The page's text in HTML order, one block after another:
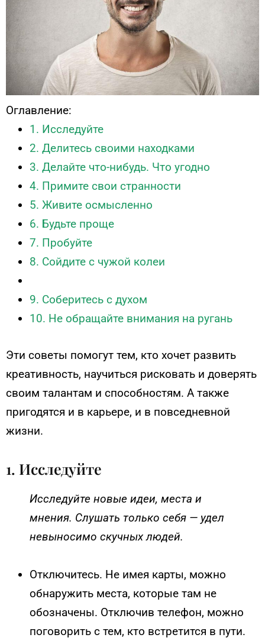
Оглавление:
1. Исследуйте
2. Делитесь своими находками
3. Делайте что-нибудь. Что угодно
4. Примите свои странности
5. Живите осмысленно
6. Будьте проще
7. Пробуйте
8. Сойдите с чужой колеи
9. Соберитесь с духом
10. Не обращайте внимания на ругань
Эти советы помогут тем, кто хочет развить
креативность, научиться рисковать и доверять
своим талантам и способностям. А также
пригодятся и в карьере, и в повседневной
жизни.
1. Исследуйте
Исследуйте новые идеи, места и
мнения. Слушать только себя — удел
невыносимо скучных людей.
Отключитесь. Не имея карты, можно
обнаружить места, которые там не
обозначены. Отключив телефон, можно
поговорить с тем, кто встретится в пути.